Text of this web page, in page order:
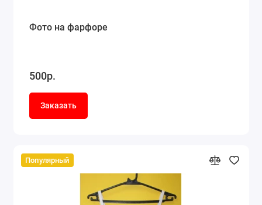
Фото на фарфоре
500р.
Заказать
Популярный